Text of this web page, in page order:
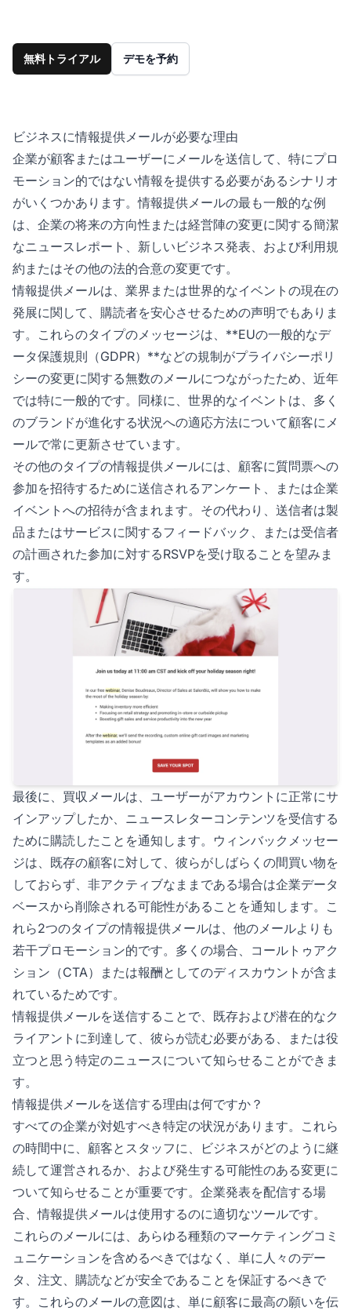
無料トライアル デモを予約
ビジネスに情報提供メールが必要な理由
企業が顧客またはユーザーにメールを送信して、特にプロ
モーション的ではない情報を提供する必要があるシナリオ
がいくつかあります。情報提供メールの最も一般的な例
は、企業の将来の方向性または経営陣の変更に関する簡潔
なニュースレポート、新しいビジネス発表、および利用規
約またはその他の法的合意の変更です。
情報提供メールは、業界または世界的なイベントの現在の
発展に関して、購読者を安心させるための声明でもありま
す。これらのタイプのメッセージは、**EUの一般的なデ
ータ保護規則（GDPR）**などの規制がプライバシーポリ
シーの変更に関する無数のメールにつながったため、近年
では特に一般的です。同様に、世界的なイベントは、多く
のブランドが進化する状況への適応方法について顧客にメ
ールで常に更新させています。
その他のタイプの情報提供メールには、顧客に質問票への
参加を招待するために送信されるアンケート、または企業
イベントへの招待が含まれます。その代わり、送信者は製
品またはサービスに関するフィードバック、または受信者
の計画された参加に対するRSVPを受け取ることを望みま
す。
最後に、買収メールは、ユーザーがアカウントに正常にサ
インアップしたか、ニュースレターコンテンツを受信する
ために購読したことを通知します。ウィンバックメッセー
ジは、既存の顧客に対して、彼らがしばらくの間買い物を
しておらず、非アクティブなままである場合は企業データ
ベースから削除される可能性があることを通知します。こ
れら2つのタイプの情報提供メールは、他のメールよりも
若干プロモーション的です。多くの場合、コールトゥアク
ション（CTA）または報酬としてのディスカウントが含ま
れているためです。
情報提供メールを送信することで、既存および潜在的なク
ライアントに到達して、彼らが読む必要がある、または役
立つと思う特定のニュースについて知らせることができま
す。
情報提供メールを送信する理由は何ですか？
すべての企業が対処すべき特定の状況があります。これら
の時間中に、顧客とスタッフに、ビジネスがどのように継
続して運営されるか、および発生する可能性のある変更に
ついて知らせることが重要です。企業発表を配信する場
合、情報提供メールは使用するのに適切なツールです。
これらのメールには、あらゆる種類のマーケティングコミ
ュニケーションを含めるべきではなく、単に人々のデー
タ、注文、購読などが安全であることを保証するべきで
す。これらのメールの意図は、単に顧客に最高の願いを伝